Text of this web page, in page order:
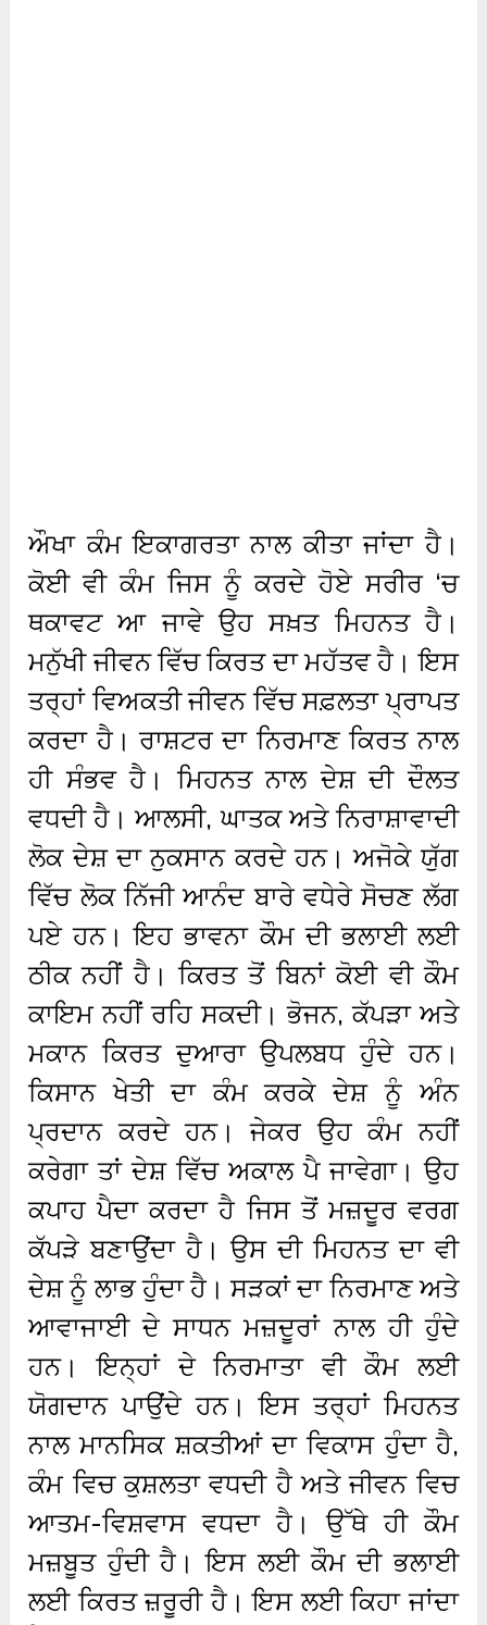
ਔਖਾ ਕੰਮ ਇਕਾਗਰਤਾ ਨਾਲ ਕੀਤਾ ਜਾਂਦਾ ਹੈ।
ਕੋਈ ਵੀ ਕੰਮ ਜਿਸ ਨੂੰ ਕਰਦੇ ਹੋਏ ਸਰੀਰ ‘ਚ
ਥਕਾਵਟ ਆ ਜਾਵੇ ਉਹ ਸਖ਼ਤ ਮਿਹਨਤ ਹੈ।
ਮਨੁੱਖੀ ਜੀਵਨ ਵਿੱਚ ਕਿਰਤ ਦਾ ਮਹੱਤਵ ਹੈ। ਇਸ
ਤਰ੍ਹਾਂ ਵਿਅਕਤੀ ਜੀਵਨ ਵਿੱਚ ਸਫ਼ਲਤਾ ਪ੍ਰਾਪਤ
ਕਰਦਾ ਹੈ। ਰਾਸ਼ਟਰ ਦਾ ਨਿਰਮਾਣ ਕਿਰਤ ਨਾਲ
ਹੀ ਸੰਭਵ ਹੈ। ਮਿਹਨਤ ਨਾਲ ਦੇਸ਼ ਦੀ ਦੌਲਤ
ਵਧਦੀ ਹੈ। ਆਲਸੀ, ਘਾਤਕ ਅਤੇ ਨਿਰਾਸ਼ਾਵਾਦੀ
ਲੋਕ ਦੇਸ਼ ਦਾ ਨੁਕਸਾਨ ਕਰਦੇ ਹਨ। ਅਜੋਕੇ ਯੁੱਗ
ਵਿੱਚ ਲੋਕ ਨਿੱਜੀ ਆਨੰਦ ਬਾਰੇ ਵਧੇਰੇ ਸੋਚਣ ਲੱਗ
ਪਏ ਹਨ। ਇਹ ਭਾਵਨਾ ਕੌਮ ਦੀ ਭਲਾਈ ਲਈ
ਠੀਕ ਨਹੀਂ ਹੈ। ਕਿਰਤ ਤੋਂ ਬਿਨਾਂ ਕੋਈ ਵੀ ਕੌਮ
ਕਾਇਮ ਨਹੀਂ ਰਹਿ ਸਕਦੀ। ਭੋਜਨ, ਕੱਪੜਾ ਅਤੇ
ਮਕਾਨ ਕਿਰਤ ਦੁਆਰਾ ਉਪਲਬਧ ਹੁੰਦੇ ਹਨ।
ਕਿਸਾਨ ਖੇਤੀ ਦਾ ਕੰਮ ਕਰਕੇ ਦੇਸ਼ ਨੂੰ ਅੰਨ
ਪ੍ਰਦਾਨ ਕਰਦੇ ਹਨ। ਜੇਕਰ ਉਹ ਕੰਮ ਨਹੀਂ
ਕਰੇਗਾ ਤਾਂ ਦੇਸ਼ ਵਿੱਚ ਅਕਾਲ ਪੈ ਜਾਵੇਗਾ। ਉਹ
ਕਪਾਹ ਪੈਦਾ ਕਰਦਾ ਹੈ ਜਿਸ ਤੋਂ ਮਜ਼ਦੂਰ ਵਰਗ
ਕੱਪੜੇ ਬਣਾਉਂਦਾ ਹੈ। ਉਸ ਦੀ ਮਿਹਨਤ ਦਾ ਵੀ
ਦੇਸ਼ ਨੂੰ ਲਾਭ ਹੁੰਦਾ ਹੈ। ਸੜਕਾਂ ਦਾ ਨਿਰਮਾਣ ਅਤੇ
ਆਵਾਜਾਈ ਦੇ ਸਾਧਨ ਮਜ਼ਦੂਰਾਂ ਨਾਲ ਹੀ ਹੁੰਦੇ
ਹਨ। ਇਨ੍ਹਾਂ ਦੇ ਨਿਰਮਾਤਾ ਵੀ ਕੌਮ ਲਈ
ਯੋਗਦਾਨ ਪਾਉਂਦੇ ਹਨ। ਇਸ ਤਰ੍ਹਾਂ ਮਿਹਨਤ
ਨਾਲ ਮਾਨਸਿਕ ਸ਼ਕਤੀਆਂ ਦਾ ਵਿਕਾਸ ਹੁੰਦਾ ਹੈ,
ਕੰਮ ਵਿਚ ਕੁਸ਼ਲਤਾ ਵਧਦੀ ਹੈ ਅਤੇ ਜੀਵਨ ਵਿਚ
ਆਤਮ-ਵਿਸ਼ਵਾਸ ਵਧਦਾ ਹੈ। ਉੱਥੇ ਹੀ ਕੌਮ
ਮਜ਼ਬੂਤ ​​ਹੁੰਦੀ ਹੈ। ਇਸ ਲਈ ਕੌਮ ਦੀ ਭਲਾਈ
ਲਈ ਕਿਰਤ ਜ਼ਰੂਰੀ ਹੈ। ਇਸ ਲਈ ਕਿਹਾ ਜਾਂਦਾ